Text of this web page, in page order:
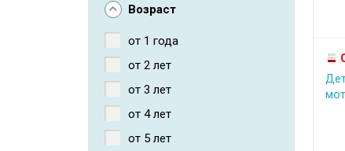
Возраст
от 1 года
от 2 лет
от 3 лет
от 4 лет
от 5 лет